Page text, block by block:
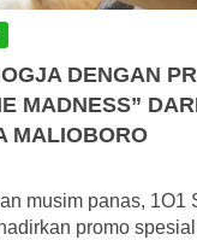
DENGAN
MADNESS”
MALIOBORO
musim panas, 1O1
promo